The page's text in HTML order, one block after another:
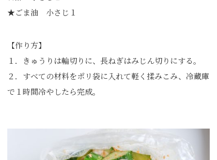
★ごま油 小さじ１
【作り方】
１．きゅうりは輪切りに、長ねぎはみじん切りにする。
２．すべての材料をポリ袋に入れて軽く揉みこみ、冷蔵庫
で１時間冷やしたら完成。